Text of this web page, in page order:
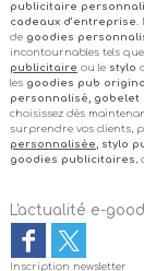
publicitaire
cadeaux d’entreprise.
de goodies
incontournables tels
publicitaire ou le stylo
les goodies pub
personnalisé, gobelet
choisissez dès
surprendre vos clients,
personnalisée, stylo
goodies publicitaires ,
L'actualité e-
Inscription newsletter